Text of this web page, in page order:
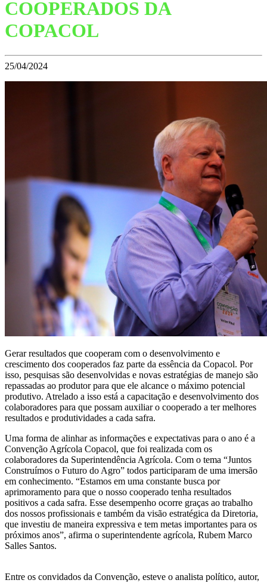
COOPERADOS DA
COPACOL
25/04/2024
Gerar resultados que cooperam com o desenvolvimento e
crescimento dos cooperados faz parte da essência da Copacol. Por
isso, pesquisas são desenvolvidas e novas estratégias de manejo são
repassadas ao produtor para que ele alcance o máximo potencial
produtivo. Atrelado a isso está a capacitação e desenvolvimento dos
colaboradores para que possam auxiliar o cooperado a ter melhores
resultados e produtividades a cada safra.
Uma forma de alinhar as informações e expectativas para o ano é a
Convenção Agrícola Copacol, que foi realizada com os
colaboradores da Superintendência Agrícola. Com o tema “Juntos
Construímos o Futuro do Agro” todos participaram de uma imersão
em conhecimento. “Estamos em uma constante busca por
aprimoramento para que o nosso cooperado tenha resultados
positivos a cada safra. Esse desempenho ocorre graças ao trabalho
dos nossos profissionais e também da visão estratégica da Diretoria,
que investiu de maneira expressiva e tem metas importantes para os
próximos anos”, afirma o superintendente agrícola, Rubem Marco
Salles Santos.
Entre os convidados da Convenção, esteve o analista político, autor,